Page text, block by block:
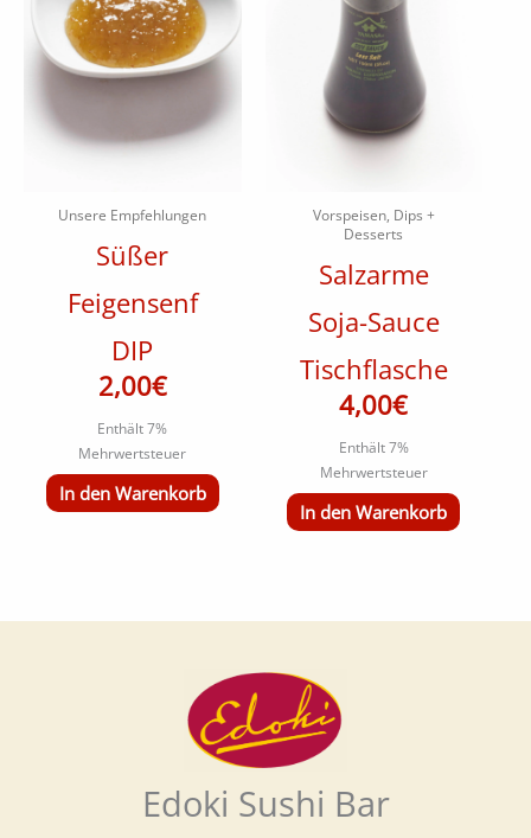
Unsere Empfehlungen
Süßer
Feigensenf
DIP
2,00€
Enthält 7%
Mehrwertsteuer
In den Warenkorb
Vorspeisen, Dips +
Desserts
Salzarme
Soja-Sauce
Tischflasche
4,00€
Enthält 7%
Mehrwertsteuer
In den Warenkorb
Edoki Sushi Bar